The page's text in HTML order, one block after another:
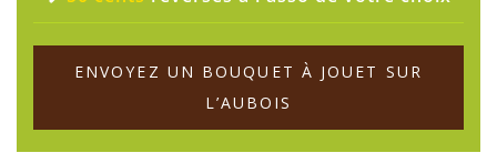
ENVOYEZ UN BOUQUET À JOUET SUR
L’AUBOIS